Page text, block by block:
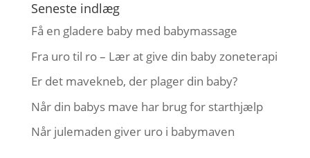
Seneste indlæg
Få en gladere baby med babymassage
Fra uro til ro – Lær at give din baby zoneterapi
Er det mavekneb, der plager din baby?
Når din babys mave har brug for starthjælp
Når julemaden giver uro i babymaven